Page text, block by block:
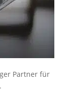
Partner für